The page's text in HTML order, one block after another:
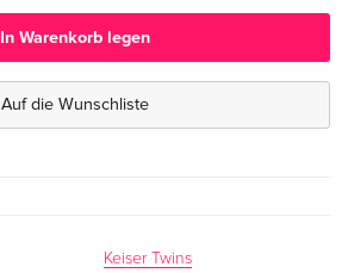
In Warenkorb legen
Auf die Wunschliste
Keiser Twins